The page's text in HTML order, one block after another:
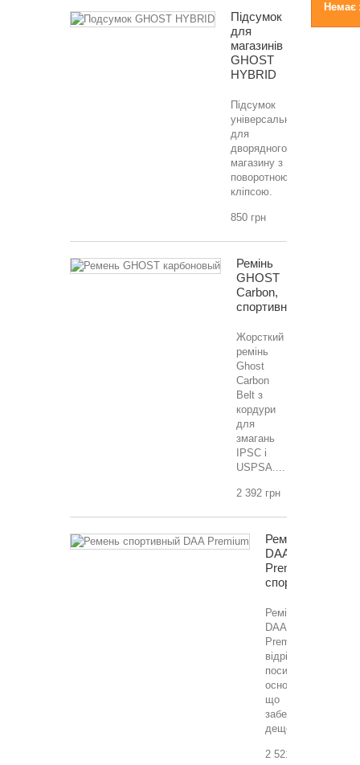
Підсумок
для
магазинів
GHOST
HYBRID
Підсумок
універсальний
для
дворядного
магазину з
поворотною
кліпсою.
850 грн
Ремінь
GHOST
Carbon,
спортивний
Жорсткий
ремінь
Ghost
Carbon
Belt з
кордури
для
змагань
IPSC і
USPSA....
2 392 грн
Ремінь
DAA
Premium,
спортивний
Ремінь
DAA
Premium
відрізняється
посиленою
основою,
що
забезпечує
дещо...
2 521 грн
Немає